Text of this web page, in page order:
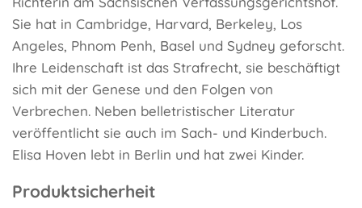
Sie hat in Cambridge, Harvard, Berkeley, Los
Angeles, Phnom Penh, Basel und Sydney geforscht.
Ihre Leidenschaft ist das Strafrecht, sie beschäftigt
sich mit der Genese und den Folgen von
Verbrechen. Neben belletristischer Literatur
veröffentlicht sie auch im Sach- und Kinderbuch.
Elisa Hoven lebt in Berlin und hat zwei Kinder.
Produktsicherheit